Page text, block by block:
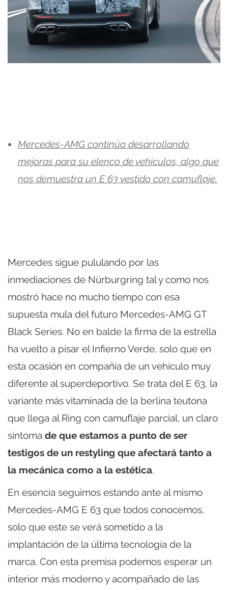
Mercedes-AMG continúa desarrollando
mejoras para su elenco de vehículos, algo que
nos demuestra un E 63 vestido con camuflaje.
Mercedes sigue pululando por las
inmediaciones de Nürburgring tal y como nos
mostró hace no mucho tiempo con esa
supuesta mula del futuro Mercedes-AMG GT
Black Series. No en balde la firma de la estrella
ha vuelto a pisar el Infierno Verde, solo que en
esta ocasión en compañía de un vehículo muy
diferente al superdeportivo. Se trata del E 63, la
variante más vitaminada de la berlina teutona
que llega al Ring con camuflaje parcial, un claro
síntoma de que estamos a punto de ser
testigos de un restyling que afectará tanto a
la mecánica como a la estética.
En esencia seguimos estando ante al mismo
Mercedes-AMG E 63 que todos conocemos,
solo que este se verá sometido a la
implantación de la última tecnología de la
marca. Con esta premisa podemos esperar un
interior más moderno y acompañado de las